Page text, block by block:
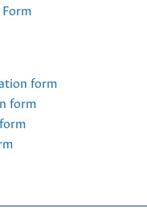
form
form